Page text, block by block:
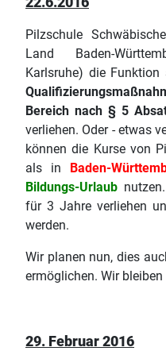
Pilzschule
Land Baden-
Karlsruhe) die Funktion
Bereich nach § 5
verliehen. Oder - etwas
können die Kurse von
als in Baden-
Bildungs-Urlaub
für 3 Jahre verliehen
werden.
Wir planen nun, dies
ermöglichen. Wir bleiben
29. Februar 2016